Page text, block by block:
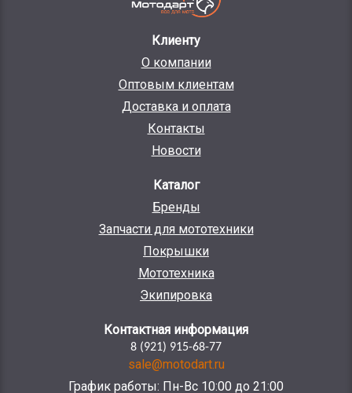
Клиенту
О компании
Оптовым клиентам
Доставка и оплата
Контакты
Новости
Каталог
Бренды
Запчасти для мототехники
Покрышки
Мототехника
Экипировка
Контактная информация
8 (921) 915-68-77
sale@motodart.ru
График работы: Пн-Вс 10:00 до 21:00